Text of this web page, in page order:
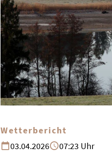
Wetterbericht
03.04.2026
07:23 Uhr